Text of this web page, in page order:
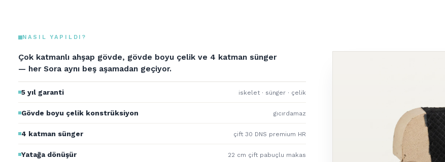
NASIL YAPILDI?
Çok katmanlı ahşap gövde, gövde boyu çelik ve 4 katman sünger
— her Sora aynı beş aşamadan geçiyor.
5 yıl garanti iskelet · sünger · çelik
Gövde boyu çelik konstrüksiyon gıcırdamaz
4 katman sünger çift 30 DNS premium HR
Yatağa dönüşür 22 cm çift pabuçlu makas